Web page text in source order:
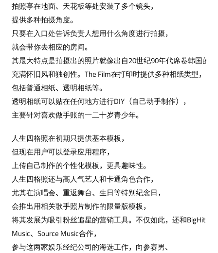
拍照亭在地面、天花板等处安装了多个镜头，
提供多种拍摄角度。
只要在入口处告诉负责人想用什么角度进行拍摄，
就会带你去相应的房间。
其最大特点是拍摄出的照片就像出自20世纪90年代席卷韩国的
充满怀旧风和独创性。The Film在打印时提供多种相纸类型，
包括普通相纸、透明相纸等。
透明相纸可以贴在任何地方进行DIY（自己动手制作），
主要针对喜欢做手账的一二十岁青少年。
人生四格照在初期只提供基本模板，
但现在用户可以登录应用程序，
上传自己制作的个性化模板，更具趣味性。
人生四格照还与高人气艺人和卡通角色合作，
尤其在演唱会、重返舞台、生日等特别纪念日，
会推出用相关歌手照片制作的限量版模板，
将其发展为吸引粉丝追星的营销工具。不仅如此，还和BigHit
Music、Source Music合作，
参与这两家娱乐经纪公司的海选工作，向参赛男、